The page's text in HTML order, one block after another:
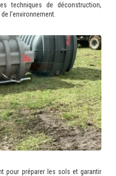
techniques de déconstruction,
l’environnement.
pour préparer les sols et garantir